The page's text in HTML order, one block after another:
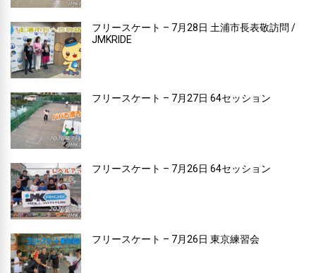
フリースケート – 7月28日 土浦市長表敬訪問 /
JMKRIDE
フリースケート – 7月27日 64セッション
フリースケート – 7月26日 64セッション
フリースケート – 7月26日 東京練習会